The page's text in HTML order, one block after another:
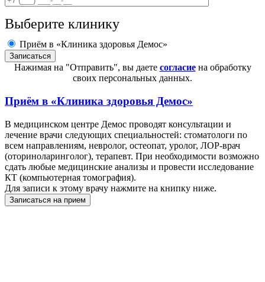
Выберите клинику
Приём в «Клиника здоровья Демос»
Нажимая на "Отправить", вы даете согласиена обработку
своих персональных данных.
Приём в «Клиника здоровья Демос»
В медицинском центре Демос проводят консультации и
лечение врачи следующих специальностей: стоматологи по
всем направлениям, невролог, остеопат, уролог, ЛОР-врач
(оториноларинголог), терапевт. При необходимости возможно
сдать любые медицинские анализы и провести исследование
КТ (компьютерная томография).
Для записи к этому врачу нажмите на книпку ниже.
Записаться на прием